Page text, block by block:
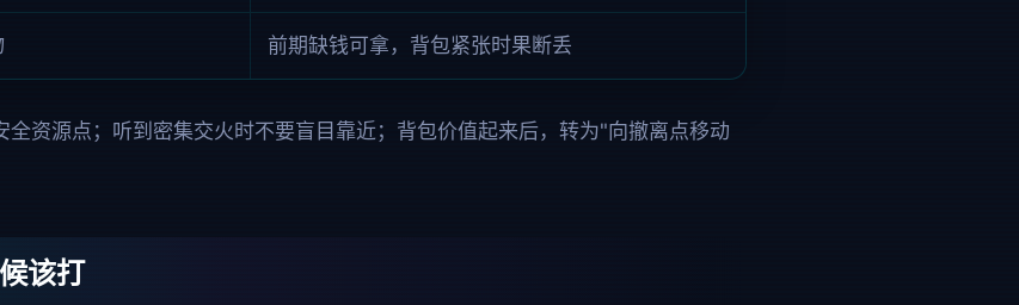
前期缺钱可拿，背包紧张时果断丢
资源点；听到密集交火时不要盲目靠近；背包价值起来后，转为"向撤离点移动
该打